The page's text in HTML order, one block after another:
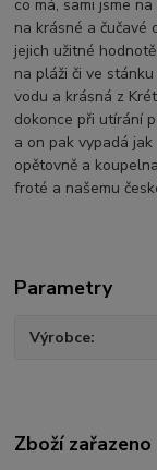
co má, sami jsme
na krásné a čučavé
jejich užitné
na pláži či ve
vodu a krásná z
dokonce při utírání
a on pak vypadá
opětovně a
froté a našemu
Parametry
Výrobce
Zboží